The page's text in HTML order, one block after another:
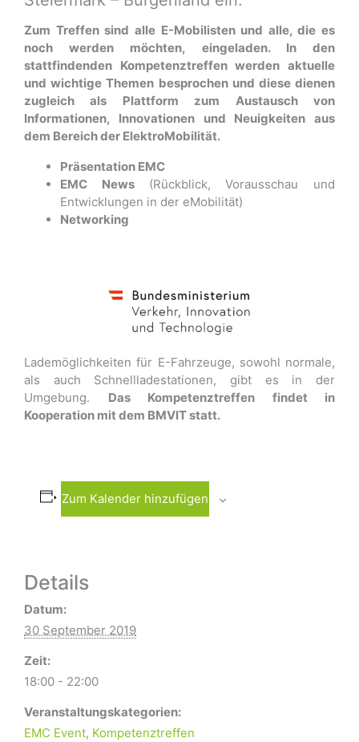
Zum Treffen sind alle E-Mobilisten und alle, die es
noch werden möchten, eingeladen. In den
stattfindenden Kompetenztreffen werden aktuelle
und wichtige Themen besprochen und diese dienen
zugleich als Plattform zum Austausch von
Informationen, Innovationen und Neuigkeiten aus
dem Bereich der ElektroMobilität.
Präsentation EMC
EMC News (Rückblick, Vorausschau und
Entwicklungen in der eMobilität)
Networking
Lademöglichkeiten für E-Fahrzeuge, sowohl normale,
als auch Schnellladestationen, gibt es in der
Umgebung. Das Kompetenztreffen findet in
Kooperation mit dem BMVIT statt.
Zum Kalender hinzufügen
Details
Datum:
30 September 2019
Zeit:
18:00 - 22:00
Veranstaltungskategorien:
EMC Event, Kompetenztreffen